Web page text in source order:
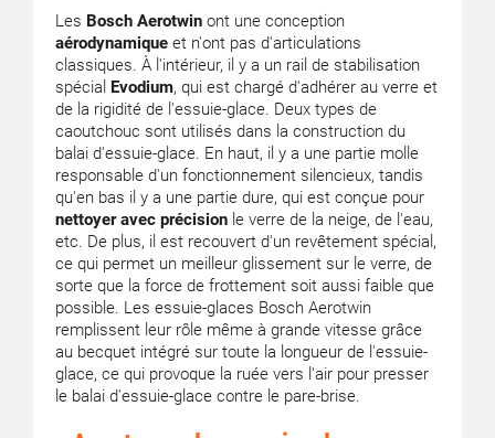
Les Bosch Aerotwin ont une conception
aérodynamique et n'ont pas d'articulations
classiques. À l'intérieur, il y a un rail de stabilisation
spécial Evodium, qui est chargé d'adhérer au verre et
de la rigidité de l'essuie-glace. Deux types de
caoutchouc sont utilisés dans la construction du
balai d'essuie-glace. En haut, il y a une partie molle
responsable d'un fonctionnement silencieux, tandis
qu'en bas il y a une partie dure, qui est conçue pour
nettoyer avec précision le verre de la neige, de l'eau,
etc. De plus, il est recouvert d'un revêtement spécial,
ce qui permet un meilleur glissement sur le verre, de
sorte que la force de frottement soit aussi faible que
possible. Les essuie-glaces Bosch Aerotwin
remplissent leur rôle même à grande vitesse grâce
au becquet intégré sur toute la longueur de l'essuie-
glace, ce qui provoque la ruée vers l'air pour presser
le balai d'essuie-glace contre le pare-brise.